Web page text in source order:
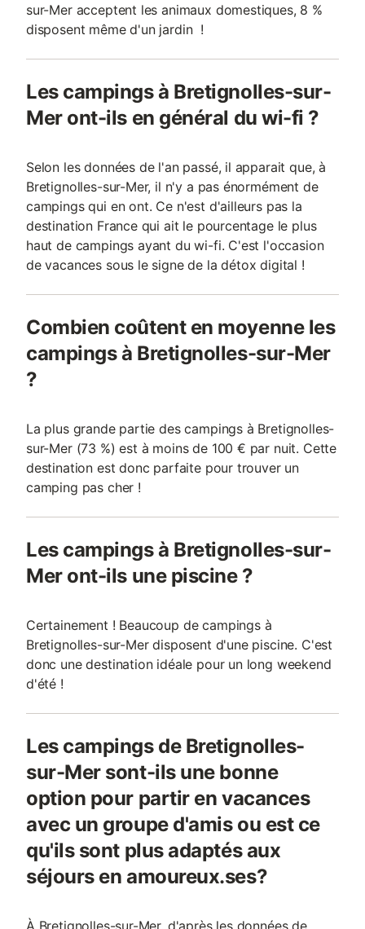
sur-Mer acceptent les animaux domestiques, 8 %
disposent même d'un jardin !
Les campings à Bretignolles-sur-
Mer ont-ils en général du wi-fi ?
Selon les données de l'an passé, il apparait que, à
Bretignolles-sur-Mer, il n'y a pas énormément de
campings qui en ont. Ce n'est d'ailleurs pas la
destination France qui ait le pourcentage le plus
haut de campings ayant du wi-fi. C'est l'occasion
de vacances sous le signe de la détox digital !
Combien coûtent en moyenne les
campings à Bretignolles-sur-Mer
?
La plus grande partie des campings à Bretignolles-
sur-Mer (73 %) est à moins de 100 € par nuit. Cette
destination est donc parfaite pour trouver un
camping pas cher !
Les campings à Bretignolles-sur-
Mer ont-ils une piscine ?
Certainement ! Beaucoup de campings à
Bretignolles-sur-Mer disposent d'une piscine. C'est
donc une destination idéale pour un long weekend
d'été !
Les campings de Bretignolles-
sur-Mer sont-ils une bonne
option pour partir en vacances
avec un groupe d'amis ou est ce
qu'ils sont plus adaptés aux
séjours en amoureux.ses?
À Bretignolles-sur-Mer, d'après les données de